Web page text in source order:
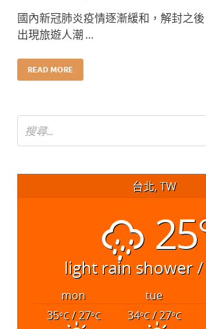
國內新冠肺炎疫情逐漸緩和，解封之
出現旅遊人潮 …
READ MORE
台北, TW
light rain shower
mon tue
35°C/ 27°C 34°C/ 27°C